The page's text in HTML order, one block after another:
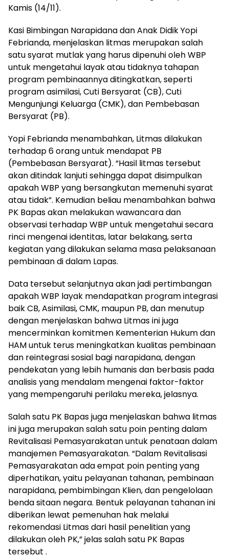
Kamis (14/11).
Kasi Bimbingan Narapidana dan Anak Didik Yopi
Febrianda, menjelaskan litmas merupakan salah
satu syarat mutlak yang harus dipenuhi oleh WBP
untuk mengetahui layak atau tidaknya tahapan
program pembinaannya ditingkatkan, seperti
program asimilasi, Cuti Bersyarat (CB), Cuti
Mengunjungi Keluarga (CMK), dan Pembebasan
Bersyarat (PB).
Yopi Febrianda menambahkan, Litmas dilakukan
terhadap 6 orang untuk mendapat PB
(Pembebasan Bersyarat). “Hasil litmas tersebut
akan ditindak lanjuti sehingga dapat disimpulkan
apakah WBP yang bersangkutan memenuhi syarat
atau tidak”. Kemudian beliau menambahkan bahwa
PK Bapas akan melakukan wawancara dan
observasi terhadap WBP untuk mengetahui secara
rinci mengenai identitas, latar belakang, serta
kegiatan yang dilakukan selama masa pelaksanaan
pembinaan di dalam Lapas.
Data tersebut selanjutnya akan jadi pertimbangan
apakah WBP layak mendapatkan program integrasi
baik CB, Asimilasi, CMK, maupun PB, dan menutup
dengan menjelaskan bahwa Litmas ini juga
mencerminkan komitmen Kementerian Hukum dan
HAM untuk terus meningkatkan kualitas pembinaan
dan reintegrasi sosial bagi narapidana, dengan
pendekatan yang lebih humanis dan berbasis pada
analisis yang mendalam mengenai faktor-faktor
yang mempengaruhi perilaku mereka, jelasnya.
Salah satu PK Bapas juga menjelaskan bahwa litmas
ini juga merupakan salah satu poin penting dalam
Revitalisasi Pemasyarakatan untuk penataan dalam
manajemen Pemasyarakatan. “Dalam Revitalisasi
Pemasyarakatan ada empat poin penting yang
diperhatikan, yaitu pelayanan tahanan, pembinaan
narapidana, pembimbingan Klien, dan pengelolaan
benda sitaan negara. Bentuk pelayanan tahanan ini
diberikan lewat pemenuhan hak melalui
rekomendasi Litmas dari hasil penelitian yang
dilakukan oleh PK,” jelas salah satu PK Bapas
tersebut .